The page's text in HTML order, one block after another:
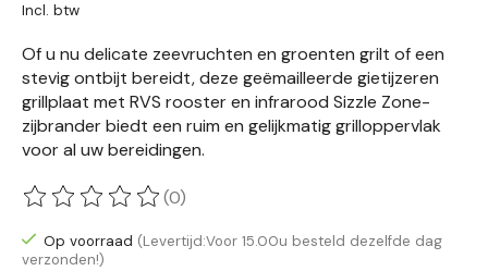
Incl. btw
Of u nu delicate zeevruchten en groenten grilt of een
stevig ontbijt bereidt, deze geëmailleerde gietijzeren
grillplaat met RVS rooster en infrarood Sizzle Zone-
zijbrander biedt een ruim en gelijkmatig grilloppervlak
voor al uw bereidingen.
De beoordeling van dit product is
(0)
Op voorraad (Levertijd:Voor 15.00u besteld dezelfde dag
verzonden!)